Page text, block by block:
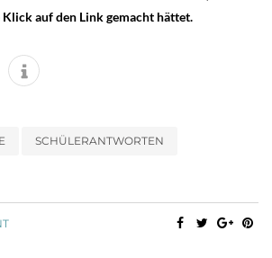
auf den Link gemacht hättet.
SCHÜLERANTWORTEN